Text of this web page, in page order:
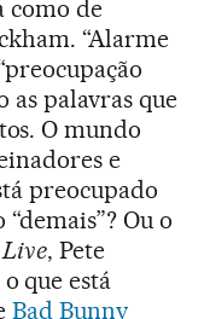
como de
“Alarme
as palavras que
O mundo
e
preocupado
Ou o
, Pete
que está
Bad Bunny